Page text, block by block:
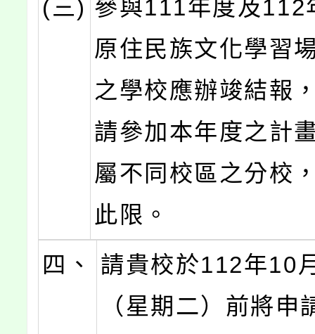
(三) 參與111年度及112
原住民族文化學習
之學校應辦竣結報
請參加本年度之計
屬不同校區之分校
此限。
四、
請貴校於112年10
（星期二）前將申